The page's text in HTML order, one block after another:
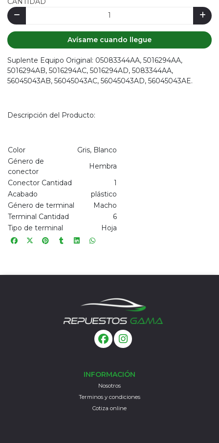
Avísame cuando llegue
Suplente Equipo Original: 05083344AA, 5016294AA,
5016294AB, 5016294AC, 5016294AD, 5083344AA,
56045043AB, 56045043AC, 56045043AD, 56045043AE.
Descripción del Producto:
Color
Gris, Blanco
Género de
conector
Hembra
Conector Cantidad
1
Acabado
plástico
Género de terminal
Macho
Terminal Cantidad
6
Tipo de terminal
Hoja
INFORMACIÓN
Nosotros
Terminos y condiciones
Cotiza online